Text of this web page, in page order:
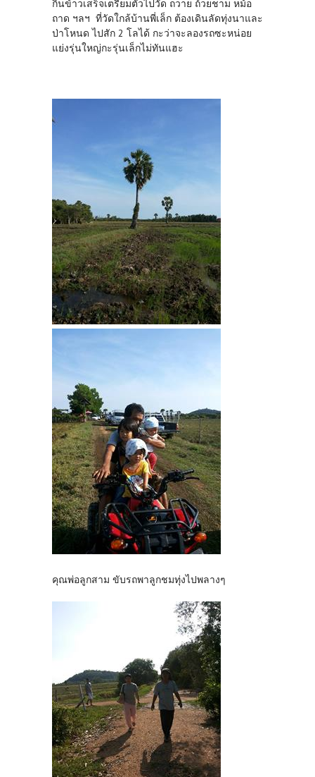
กินข้าวเสร็จเตรียมตัวไปวัด ถวาย ถ้วยชาม หม้อ
ถาด ฯลฯ ที่วัดใกล้บ้านพี่เล็ก ต้องเดินลัดทุ่งนาและ
ป่าโหนด ไปสัก 2 โลได้ กะว่าจะลองรถซะหน่อย
แย่งรุ่นใหญ่กะรุ่นเล็กไม่ทันแฮะ
คุณพ่อลูกสาม ขับรถพาลูกชมทุ่งไปพลางๆ